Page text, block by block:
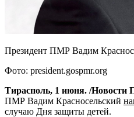
Президент ПМР Вадим
Фото: president.gospmr.org
Тирасполь, 1 июня. /Новости
ПМР Вадим Красносельский
случаю Дня защиты детей.